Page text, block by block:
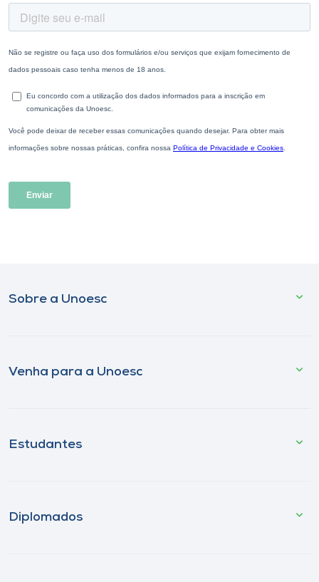
Sobre a Unoesc
Venha para a Unoesc
Estudantes
Diplomados